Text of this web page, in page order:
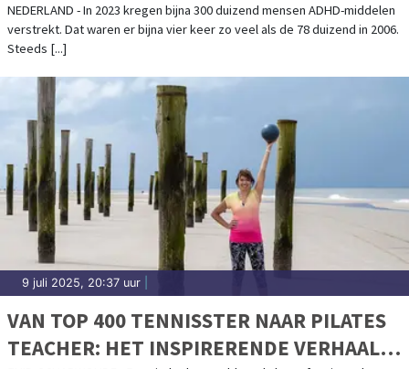
NEDERLAND - In 2023 kregen bijna 300 duizend mensen ADHD-middelen
verstrekt. Dat waren er bijna vier keer zo veel als de 78 duizend in 2006.
Steeds [...]
9 juli 2025, 20:37 uur
VAN TOP 400 TENNISSTER NAAR PILATES
TEACHER: HET INSPIRERENDE VERHAAL